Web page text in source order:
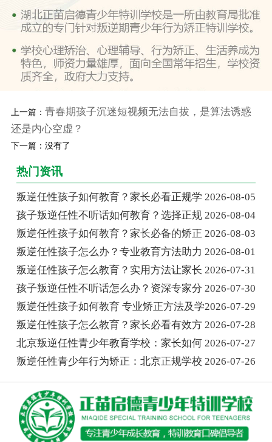
上一篇： 青春期孩子沉迷短视频无法自拔，是算法诱惑
还是内心空虚？
下一篇：没有了
热门资讯
叛逆任性孩子如何教育？家长必看正规学 2026-08-05
孩子叛逆任性不听话如何教育？选择正规 2026-08-04
叛逆任性孩子如何教育？家长必备的矫正 2026-08-03
叛逆任性孩子怎么办？专业教育方法助力 2026-08-01
叛逆任性孩子怎么教育？实用方法让家长 2026-07-31
孩子叛逆任性不听话怎么办？资深专家分 2026-07-30
叛逆任性孩子如何教育 专业矫正方法及学2026-07-29
叛逆任性孩子怎么教育？家长必看有效方 2026-07-28
北京叛逆任性青少年教育学校：家长如何 2026-07-27
叛逆任性青少年行为矫正：北京正规学校 2026-07-26